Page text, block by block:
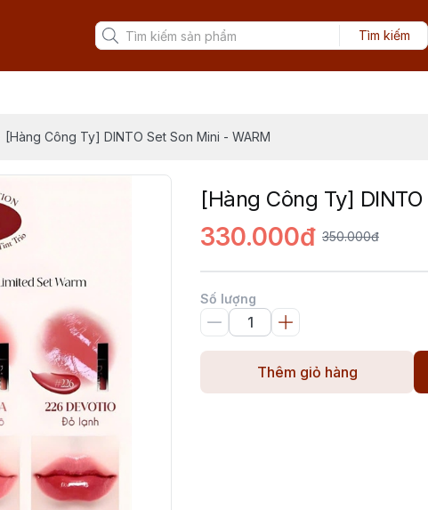
Tìm kiếm
[Hàng Công Ty] DINTO Set Son Mini - WARM
[Hàng Công Ty]
330.000đ 350.000đ
Số lượng
Thêm giỏ hàng